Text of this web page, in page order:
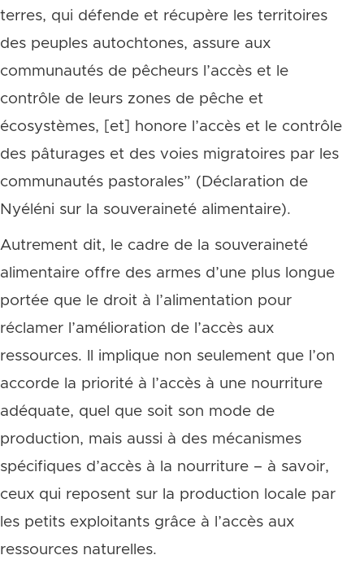
terres, qui défende et récupère les territoires
des peuples autochtones, assure aux
communautés de pêcheurs l’accès et le
contrôle de leurs zones de pêche et
écosystèmes, [et] honore l’accès et le contrôle
des pâturages et des voies migratoires par les
communautés pastorales” (Déclaration de
Nyéléni sur la souveraineté alimentaire).
Autrement dit, le cadre de la souveraineté
alimentaire offre des armes d’une plus longue
portée que le droit à l’alimentation pour
réclamer l’amélioration de l’accès aux
ressources. Il implique non seulement que l’on
accorde la priorité à l’accès à une nourriture
adéquate, quel que soit son mode de
production, mais aussi à des mécanismes
spécifiques d’accès à la nourriture – à savoir,
ceux qui reposent sur la production locale par
les petits exploitants grâce à l’accès aux
ressources naturelles.